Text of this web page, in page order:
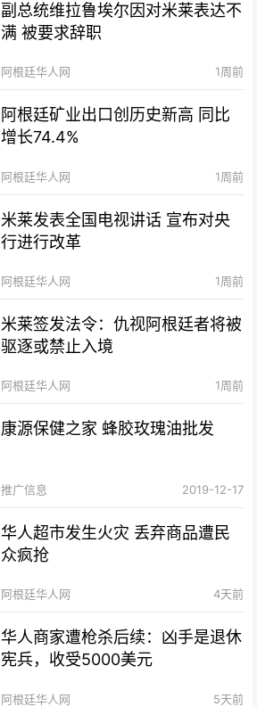
副总统维拉鲁埃尔因对米莱表达不
满 被要求辞职
阿根廷华人网 1周前
阿根廷矿业出口创历史新高 同比
增长74.4%
阿根廷华人网 1周前
米莱发表全国电视讲话 宣布对央
行进行改革
阿根廷华人网 1周前
米莱签发法令：仇视阿根廷者将被
驱逐或禁止入境
阿根廷华人网 1周前
康源保健之家 蜂胶玫瑰油批发
推广信息 2019-12-17
华人超市发生火灾 丢弃商品遭民
众疯抢
阿根廷华人网 4天前
华人商家遭枪杀后续：凶手是退休
宪兵，收受5000美元
阿根廷华人网 5天前